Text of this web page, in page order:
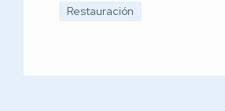
Restauración